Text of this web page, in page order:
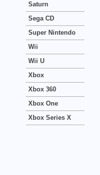
Saturn
Sega CD
Super Nintendo
Wii
Wii U
Xbox
Xbox 360
Xbox One
Xbox Series X